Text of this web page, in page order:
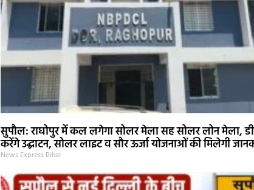
सुपौल: राघोपुर में कल लगेगा सोलर मेला सह सोलर लोन मेला,
करेंगे उद्घाटन, सोलर लाइट व सौर ऊर्जा योजनाओं की मिलेगी
News Express Bihar